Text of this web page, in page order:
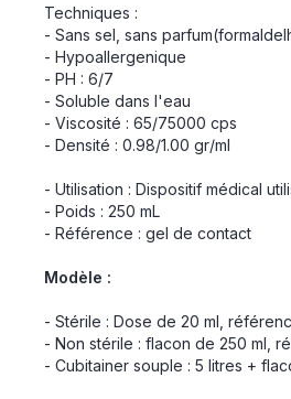
Techniques :
- Sans sel, sans
- Hypoallergenique
- PH : 6/7
- Soluble dans l'eau
- Viscosité : 65/75000 cps
- Densité : 0.98/1.00 gr/ml
- Utilisation : Dispositif médical
- Poids : 250 mL
- Référence : gel de contact
Modèle :
- Stérile : Dose de 20 ml,
- Non stérile : flacon de 250 ml,
- Cubitainer souple : 5 litres +